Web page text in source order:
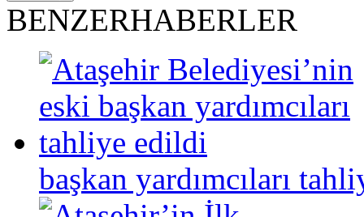
BENZERHABERLER
başkan yardımcıları